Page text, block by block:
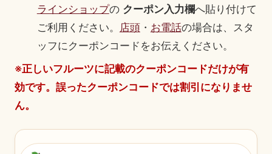
ラインショップの クーポン入力欄へ貼り付けて
ご利用ください。
店頭・ お電話の場合は、スタ
ッフにクーポンコードをお伝えください。
※正しいフルーツに記載のクーポンコードだけが有
効です。誤ったクーポンコードでは割引になりませ
ん。